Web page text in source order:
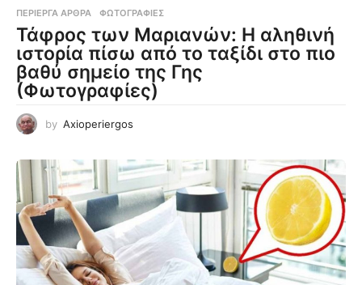
ΠΕΡΊΕΡΓΑ ΆΡΘΡΑ ,ΦΩΤΟΓΡΑΦΊΕΣ
Τάφρος των Μαριανών: Η αληθινή
ιστορία πίσω από το ταξίδι στο πιο
βαθύ σημείο της Γης
(Φωτογραφίες)
by Axioperiergos